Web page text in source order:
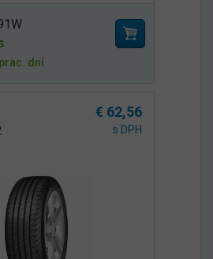
dní
€ 62,56
s DPH